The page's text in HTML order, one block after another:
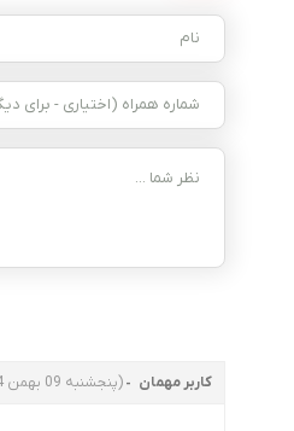
کاربر مهمان (پنجشنبه 09 بهمن 1404 - 12:42)